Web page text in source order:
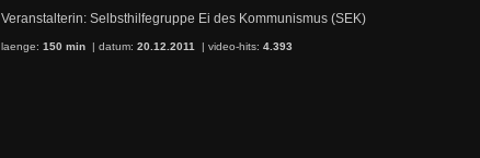
Veranstalterin: Selbsthilfegruppe Ei des Kommunismus (SEK)
laenge: 150 min | datum: 20.12.2011 | video-hits: 4.393